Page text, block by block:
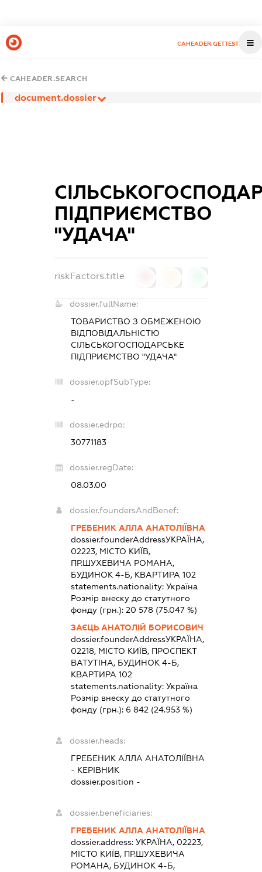
CAHEADER.GETTEST
CAHEADER.SEARCH
document.dossier
ПІДПРИЄМСТВО
"УДАЧА"
riskFactors.title
dossier.fullName:
ТОВАРИСТВО З ОБМЕЖЕНОЮ
ВІДПОВІДАЛЬНІСТЮ
СІЛЬСЬКОГОСПОДАРСЬКЕ
ПІДПРИЄМСТВО "УДАЧА"
dossier.opfSubType:
-
dossier.edrpo:
30771183
dossier.regDate:
08.03.00
dossier.foundersAndBenef:
ГРЕБЕНИК АЛЛА АНАТОЛІЇВНА
dossier.founderAddressУКРАЇНА,
02223, МІСТО КИЇВ,
ПР.ШУХЕВИЧА РОМАНА,
БУДИНОК 4-Б, КВАРТИРА 102
statements.nationality: Україна
Розмір внеску до статутного
фонду (грн.): 20 578(75.047 %)
ЗАЄЦЬ АНАТОЛІЙ БОРИСОВИЧ
dossier.founderAddressУКРАЇНА,
02218, МІСТО КИЇВ, ПРОСПЕКТ
ВАТУТІНА, БУДИНОК 4-Б,
КВАРТИРА 102
statements.nationality: Україна
Розмір внеску до статутного
фонду (грн.): 6 842(24.953 %)
dossier.heads:
ГРЕБЕНИК АЛЛА АНАТОЛІЇВНА
- КЕРІВНИК
dossier.position -
dossier.beneficiaries:
ГРЕБЕНИК АЛЛА АНАТОЛІЇВНА
dossier.address: УКРАЇНА, 02223,
МІСТО КИЇВ, ПР.ШУХЕВИЧА
РОМАНА, БУДИНОК 4-Б,